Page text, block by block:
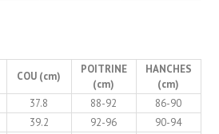
COU (cm)
POITRINE
(cm)
HANCHES
(cm)
37.8 88-92
86-90
39.2 92-96
90-94